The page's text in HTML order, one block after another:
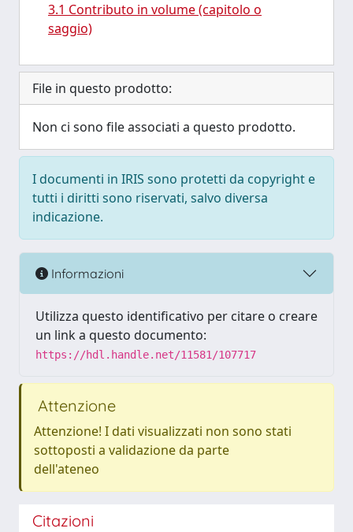
3.1 Contributo in volume (capitolo o
saggio)
File in questo prodotto:
Non ci sono file associati a questo prodotto.
I documenti in IRIS sono protetti da copyright e
tutti i diritti sono riservati, salvo diversa
indicazione.
Informazioni
Utilizza questo identificativo per citare o creare
un link a questo documento:
https://hdl.handle.net/11581/107717
Attenzione
Attenzione! I dati visualizzati non sono stati
sottoposti a validazione da parte
dell'ateneo
Citazioni